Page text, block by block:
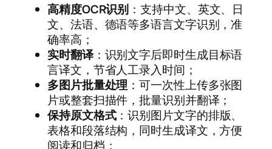
高精度OCR识别 ：支持中文、英文、日
文、法语、德语等多语言文字识别，准
确率高；
实时翻译：识别文字后即时生成目标语
言译文，节省人工录入时间；
多图片批量处理 ：可一次性上传多张图
片或整套扫描件，批量识别并翻译；
保持原文格式：识别图片文字的排版、
表格和段落结构，同时生成译文，方便
阅读和归档；